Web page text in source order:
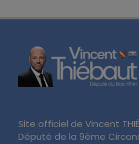
Site officiel de Vincent
Député de la 9ème